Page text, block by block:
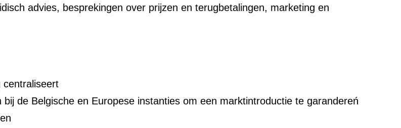
advies, besprekingen over prijzen en terugbetalingen, marketing en
centraliseert
de Belgische en Europese instanties om een marktintroductie te garandereń